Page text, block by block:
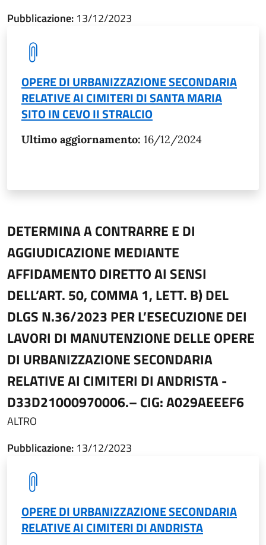
Pubblicazione: 13/12/2023
OPERE DI URBANIZZAZIONE SECONDARIA
RELATIVE AI CIMITERI DI SANTA MARIA
SITO IN CEVO II STRALCIO
Ultimo aggiornamento: 16/12/2024
DETERMINA A CONTRARRE E DI
AGGIUDICAZIONE MEDIANTE
AFFIDAMENTO DIRETTO AI SENSI
DELL’ART. 50, COMMA 1, LETT. B) DEL
DLGS N.36/2023 PER L’ESECUZIONE DEI
LAVORI DI MANUTENZIONE DELLE OPERE
DI URBANIZZAZIONE SECONDARIA
RELATIVE AI CIMITERI DI ANDRISTA -
D33D21000970006.– CIG: A029AEEEF6
ALTRO
Pubblicazione: 13/12/2023
OPERE DI URBANIZZAZIONE SECONDARIA
RELATIVE AI CIMITERI DI ANDRISTA